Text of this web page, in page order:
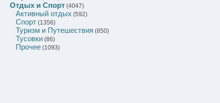
Отдых и Спорт (4047)
Активный отдых (592)
Спорт (1356)
Туризм и Путешествия (850)
Тусовки (86)
Прочее (1093)